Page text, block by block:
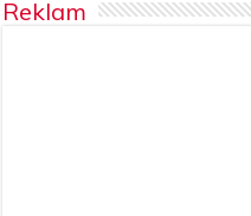
Reklam